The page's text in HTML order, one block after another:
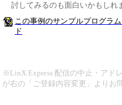
討してみるのも面白いかもしれ
この事例のサンプルプログラ
ド
※LinX Express 配信の中止・アド
が右の「ご登録内容変更」よりお